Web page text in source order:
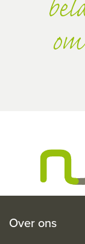
Over ons